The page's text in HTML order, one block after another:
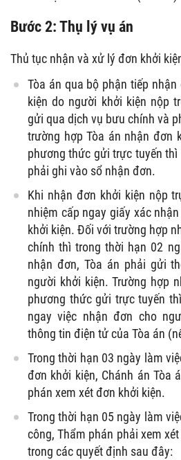
Bước 2: Thụ lý vụ án
Thủ tục nhận và xử lý đơn khởi
Tòa án qua bộ phận tiếp
kiện do người khởi kiện nộp
gửi qua dịch vụ bưu chính và
trường hợp Tòa án nhận đơn
phương thức gửi trực tuyến thì
phải ghi vào sổ nhận đơn.
Khi nhận đơn khởi kiện nộp
nhiệm cấp ngay giấy xác
khởi kiện. Đối với trường hợp
chính thì trong thời hạn 02
nhận đơn, Tòa án phải gửi
người khởi kiện. Trường hợp
phương thức gửi trực tuyến
ngay việc nhận đơn cho
thông tin điện tử của Tòa án
Trong thời hạn 03 ngày làm
đơn khởi kiện, Chánh án Tòa
phán xem xét đơn khởi kiện.
Trong thời hạn 05 ngày làm
công, Thẩm phán phải xem
trong các quyết định sau đây: